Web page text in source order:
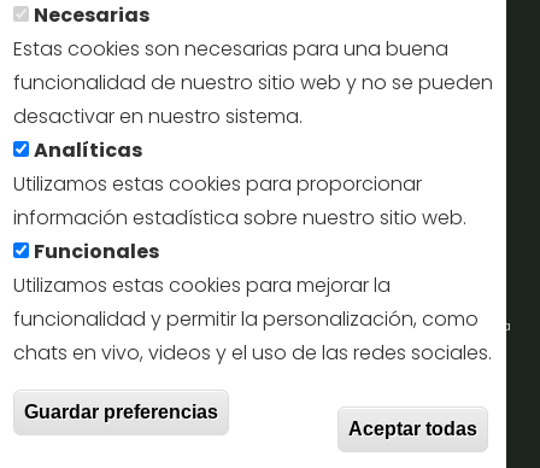
Necesarias
Estas cookies son necesarias para una buena
funcionalidad de nuestro sitio web y no se pueden
desactivar en nuestro sistema.
Analíticas
Utilizamos estas cookies para proporcionar
información estadística sobre nuestro sitio web.
Funcionales
Utilizamos estas cookies para mejorar la
funcionalidad y permitir la personalización, como
chats en vivo, videos y el uso de las redes sociales.
Guardar preferencias
Aceptar todas
Oficinas de Turismo
reservas@turismodesegovia.com
info@turismodesegovia.com
Aviso legal |
Portal de la Concejalía de Turismo (Ayuntamiento de Segovia) y la Empresa
Municipal de Turismo de Segovia © 2022
Todos los derechos reservados.